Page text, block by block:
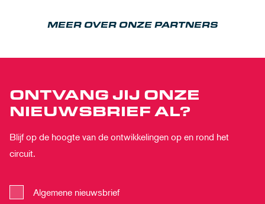
MEER OVER ONZE PARTNERS
ONTVANG JIJ ONZE
NIEUWSBRIEF AL?
Blijf op de hoogte van de ontwikkelingen op en rond het
circuit.
Algemene nieuwsbrief